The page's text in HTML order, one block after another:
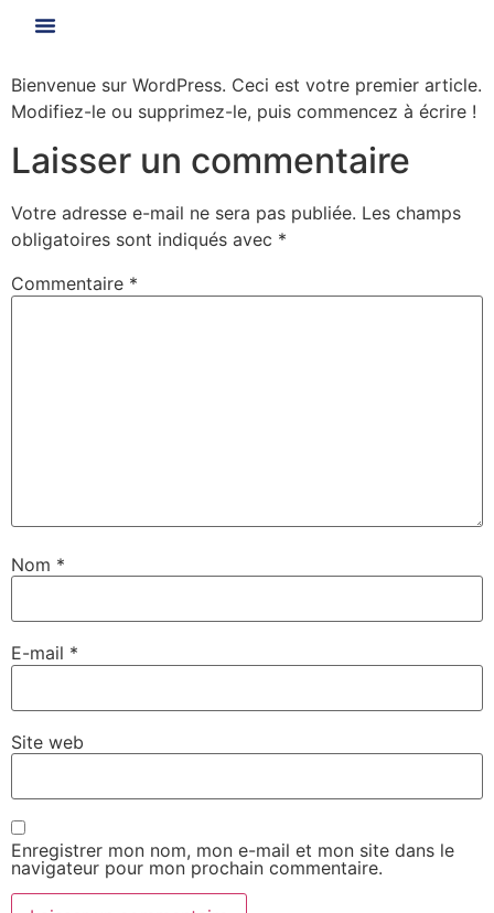
Bienvenue sur WordPress. Ceci est votre premier article.
Modifiez-le ou supprimez-le, puis commencez à écrire !
Laisser un commentaire
Votre adresse e-mail ne sera pas publiée. Les champs
obligatoires sont indiqués avec *
Commentaire *
Nom *
E-mail *
Site web
Enregistrer mon nom, mon e-mail et mon site dans le
navigateur pour mon prochain commentaire.